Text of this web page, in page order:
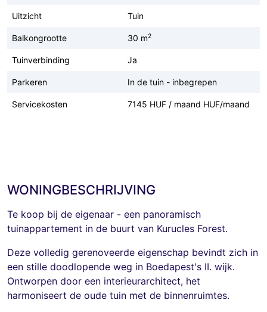
Uitzicht Tuin
Balkongrootte 30 m2
Tuinverbinding Ja
Parkeren In de tuin - inbegrepen
Servicekosten 7145 HUF / maand HUF/maand
WONINGBESCHRIJVING
Te koop bij de eigenaar - een panoramisch
tuinappartement in de buurt van Kurucles Forest.
Deze volledig gerenoveerde eigenschap bevindt zich in
een stille doodlopende weg in Boedapest's II. wijk.
Ontworpen door een interieurarchitect, het
harmoniseert de oude tuin met de binnenruimtes.